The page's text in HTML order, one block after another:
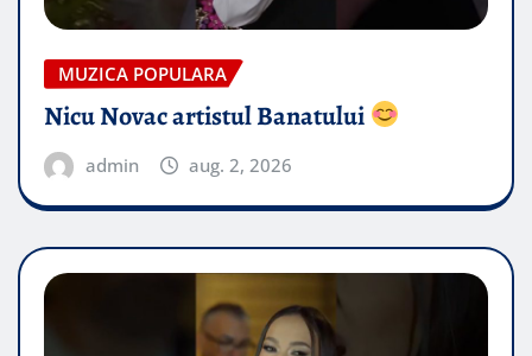
MUZICA POPULARA
Nicu Novac artistul Banatului
admin aug. 2, 2026